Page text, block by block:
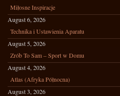
Miłosne Inspiracje
August 6, 2026
Technika i Ustawienia Aparatu
August 5, 2026
Zrób To Sam – Sport w Domu
August 4, 2026
Atlas (Afryka Północna)
August 3, 2026